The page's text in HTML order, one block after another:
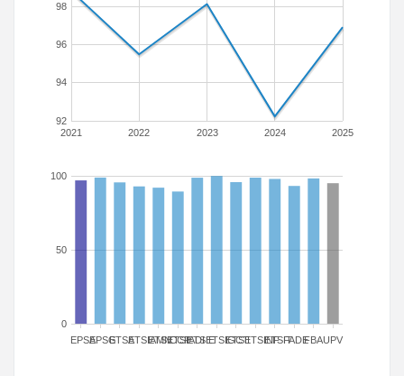
2021 2022 2023 2024 2025
92
94
96
98
EPSAEPSGETSAETSIAMN
ETSICCP
ETSIADI
ETSIEETSIGCT
ETSIIETSINFETSITFADEFBAUPV
0
50
100